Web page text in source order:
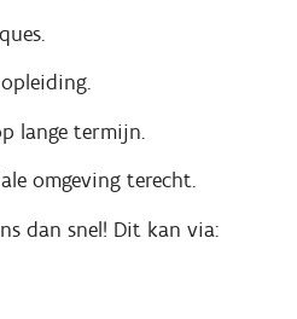
lange termijn.
omgeving terecht.
dan snel! Dit kan via: